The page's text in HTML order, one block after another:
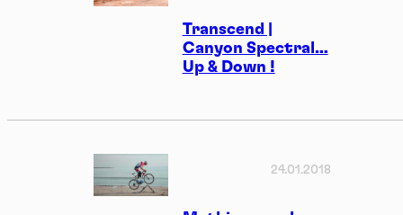
Transcend |
Canyon Spectral…
Up & Down !
24.01.2018